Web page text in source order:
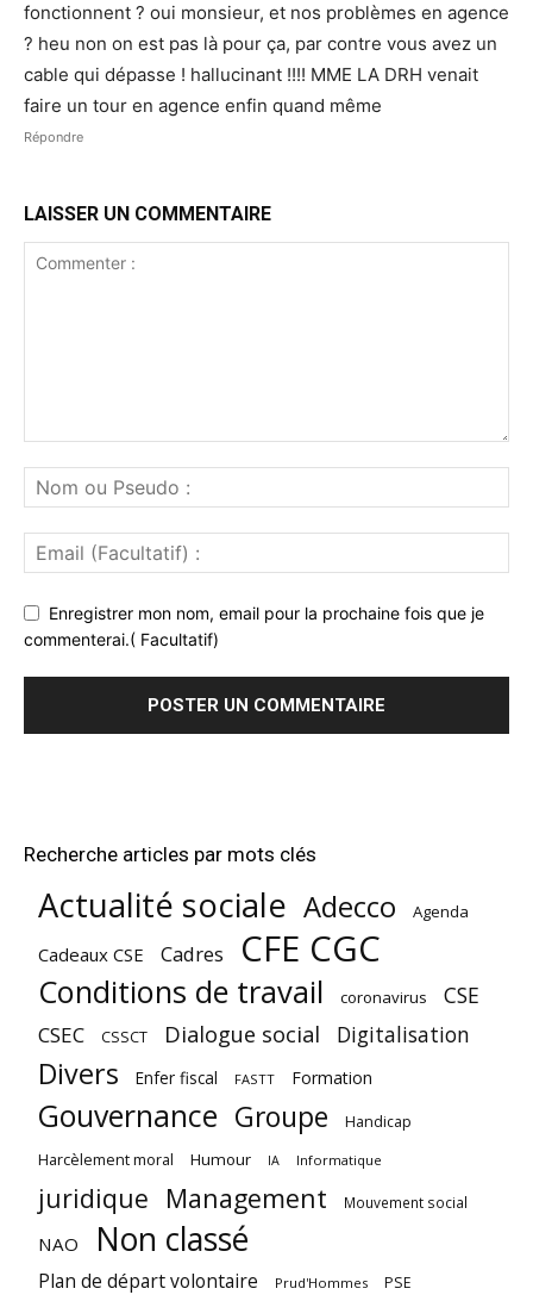
fonctionnent ? oui monsieur, et nos problèmes en agence
? heu non on est pas là pour ça, par contre vous avez un
cable qui dépasse ! hallucinant !!!! MME LA DRH venait
faire un tour en agence enfin quand même
Répondre
LAISSER UN COMMENTAIRE
Enregistrer mon nom, email pour la prochaine fois que je
commenterai.( Facultatif)
Recherche articles par mots clés
Actualité sociale Adecco Agenda
Cadeaux CSE Cadres CFE CGC
Conditions de travail coronavirus CSE
CSEC CSSCT Dialogue social Digitalisation
Divers Enfer fiscal FASTT Formation
Gouvernance Groupe Handicap
Harcèlement moral Humour IA Informatique
juridique Management Mouvement social
NAO Non classé
Plan de départ volontaire Prud'Hommes PSE